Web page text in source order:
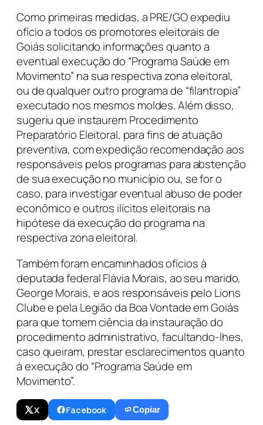
X Facebook Copiar
Como primeiras medidas, a PRE/GO expediu
ofício a todos os promotores eleitorais de
Goiás solicitando informações quanto a
eventual execução do “Programa Saúde em
Movimento” na sua respectiva zona eleitoral,
ou de qualquer outro programa de “filantropia”
executado nos mesmos moldes. Além disso,
sugeriu que instaurem Procedimento
Preparatório Eleitoral, para fins de atuação
preventiva, com expedição recomendação aos
responsáveis pelos programas para abstenção
de sua execução no município ou, se for o
caso, para investigar eventual abuso de poder
econômico e outros ilícitos eleitorais na
hipótese da execução do programa na
respectiva zona eleitoral.
Também foram encaminhados ofícios à
deputada federal Flávia Morais, ao seu marido,
George Morais, e aos responsáveis pelo Lions
Clube e pela Legião da Boa Vontade em Goiás
para que tomem ciência da instauração do
procedimento administrativo, facultando-lhes,
caso queiram, prestar esclarecimentos quanto
à execução do “Programa Saúde em
Movimento”.